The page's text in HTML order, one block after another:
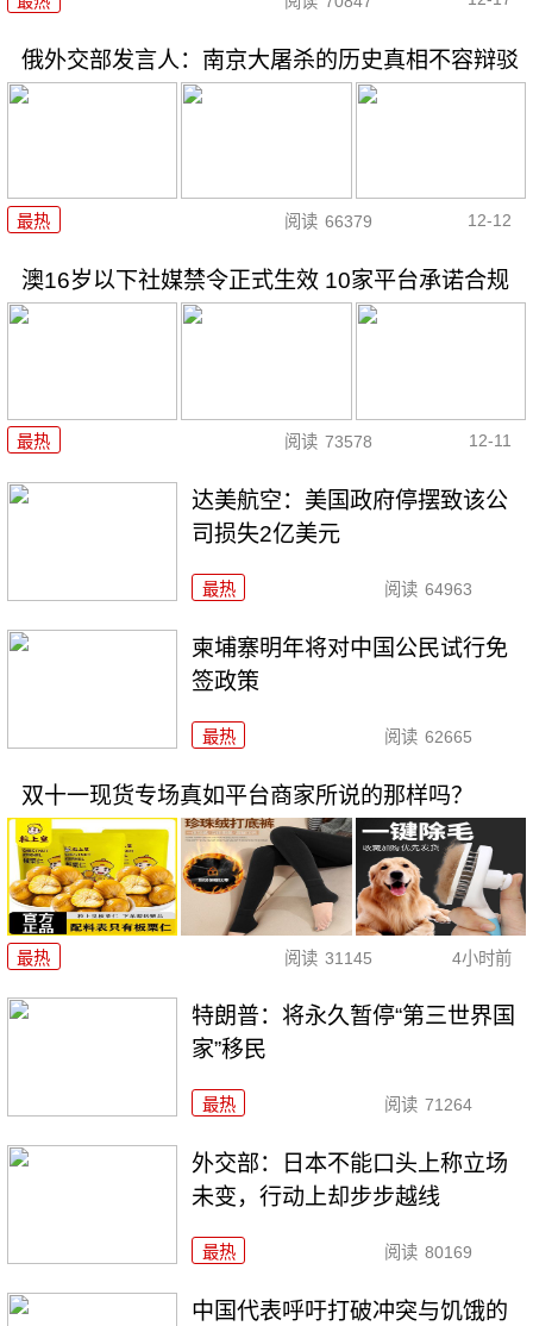
俄外交部发言人：南京大屠杀的历史真相不容辩驳
最热 阅读 66379 12-12
澳16岁以下社媒禁令正式生效 10家平台承诺合规
最热 阅读 73578 12-11
达美航空：美国政府停摆致该公
司损失2亿美元
最热 阅读 64963
柬埔寨明年将对中国公民试行免
签政策
最热 阅读 62665
双十一现货专场真如平台商家所说的那样吗？
最热 阅读 31145 4小时前
特朗普：将永久暂停“第三世界国
家”移民
最热 阅读 71264
外交部：日本不能口头上称立场
未变，行动上却步步越线
最热 阅读 80169
中国代表呼吁打破冲突与饥饿的